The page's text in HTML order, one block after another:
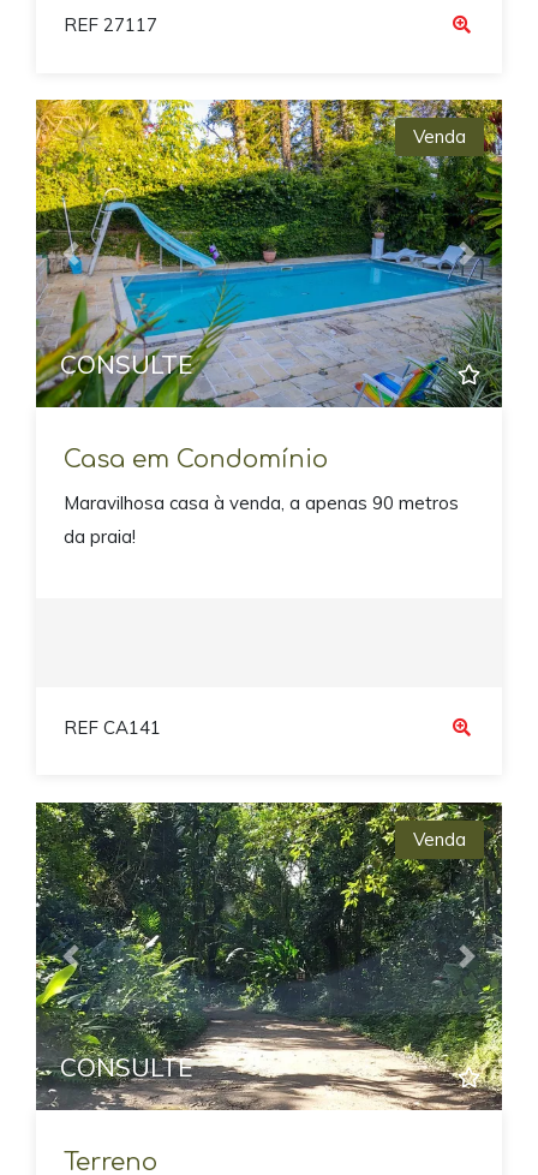
REF 27117
Previous Next
Venda
CONSULTE
Casa em Condomínio
Maravilhosa casa à venda, a apenas 90 metros
da praia!
REF CA141
Previous Next
Venda
CONSULTE
Terreno